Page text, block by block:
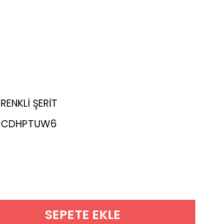
RENKLİ ŞERİT
CDHPTUW6
SEPETE EKLE